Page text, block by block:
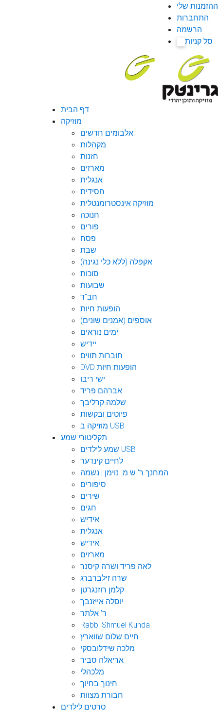
ההזמנות שלי
התחברות
הרשמה
סל קניות
דף הבית
מוזיקה
אלבומים חדשים
מקהלות
חזנות
מארזים
אנגלית
חסידית
מוזיקה אינסטרומנטלית
חנוכה
פורים
פסח
שבת
אקפלה (ללא כלי נגינה)
סוכות
שבועות
חב"ד
הופעות חיות
אוספים (אמנים שונים)
ימים נוראים
יידיש
חוברות תווים
DVD הופעות חיות
ישי ריבו
אברהם פריד
שלמה קרליבך
פיוטים ובקשות
מוזיקה ב USB
תקליטורי שמע
שמע לילדים USB
לחיים קינדער
המחנך ר' ש.מ. נוימן | נשמה
סיפורים
שירים
חגים
אידיש
אנגלית
אידיש
מארזים
לאה פריד ושרה קיסנר
שרה זילברברג
קלמן רוזנגרטן
יוסלה אייזנבך
ר' אלתר
Rabbi Shmuel Kunda
חיים שלום שווארץ
מלכה שידלובסקי
אריאלה סביר
מלכהלי
חינוך בחיוך
חבורת מצוות
סרטים לילדים